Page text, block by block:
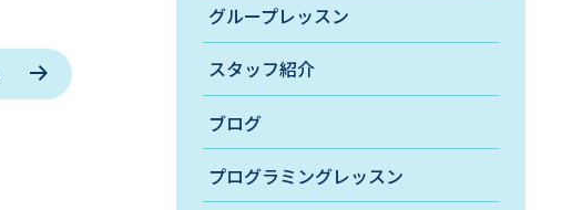
グループレッスン
スタッフ紹介
ブログ
プログラミングレッスン